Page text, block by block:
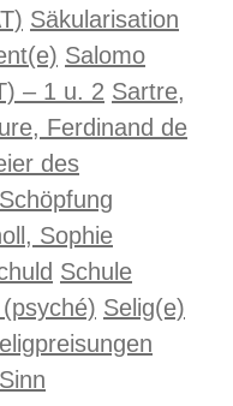
Säkularisation
Salomo
– 1 u. 2 Sartre,
Ferdinand de
des
Schöpfung
Sophie
Schule
Selig(e)
Sinn